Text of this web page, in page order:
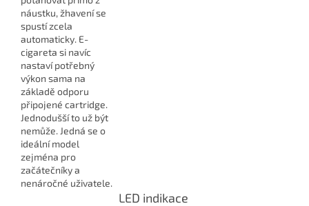
náustku, žhavení se
spustí zcela
automaticky. E-
cigareta si navíc
nastaví potřebný
výkon sama na
základě odporu
připojené cartridge.
Jednodušší to už být
nemůže. Jedná se o
ideální model
zejména pro
začátečníky a
nenáročné uživatele.
LED indikace